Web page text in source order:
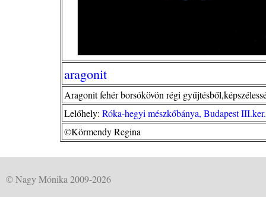
aragonit
Aragonit fehér borsókövön régi
Lelőhely: Róka-hegyi mészkőbánya, Budapest
©Körmendy Regina
© Nagy Mónika 2009-2026